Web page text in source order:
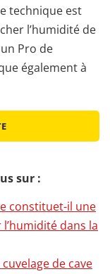
technique est
l’humidité de
Pro de
également à
sur :
constituet-il une
dans la
de cave